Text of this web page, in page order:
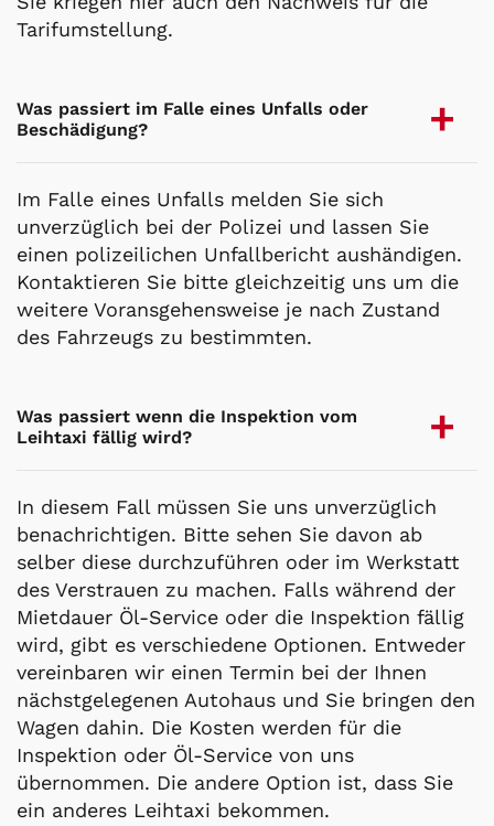
Tarifumstellung.
Was passiert im Falle eines Unfalls oder
Beschädigung?
Im Falle eines Unfalls melden Sie sich
unverzüglich bei der Polizei und lassen Sie
einen polizeilichen Unfallbericht aushändigen.
Kontaktieren Sie bitte gleichzeitig uns um die
weitere Voransgehensweise je nach Zustand
des Fahrzeugs zu bestimmten.
Was passiert wenn die Inspektion vom
Leihtaxi fällig wird?
In diesem Fall müssen Sie uns unverzüglich
benachrichtigen. Bitte sehen Sie davon ab
selber diese durchzuführen oder im Werkstatt
des Verstrauen zu machen. Falls während der
Mietdauer Öl-Service oder die Inspektion fällig
wird, gibt es verschiedene Optionen. Entweder
vereinbaren wir einen Termin bei der Ihnen
nächstgelegenen Autohaus und Sie bringen den
Wagen dahin. Die Kosten werden für die
Inspektion oder Öl-Service von uns
übernommen. Die andere Option ist, dass Sie
ein anderes Leihtaxi bekommen.